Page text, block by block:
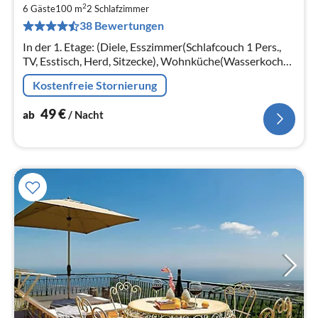
6 Gäste100 m22 Schlafzimmer
38 Bewertungen
In der 1. Etage: (Diele, Esszimmer(Schlafcouch 1 Pers.,
TV, Esstisch, Herd, Sitzecke), Wohnküche(Wasserkocher,
Kochendwasserhahn, Toaster, Kochherd,
Dunstabzugshaube, Kaffeemaschin...
Kostenfreie Stornierung
ab 49€ / Nacht